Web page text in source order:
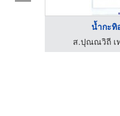
น้ำกะทิ
ส.ปุณณวิถี เ